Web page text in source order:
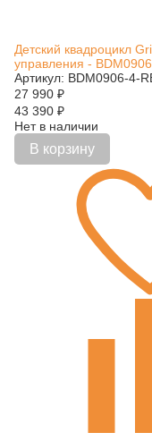
Детский квадроцикл
управления -
Артикул: BDM0906-4-
27 990 ₽
43 390 ₽
Нет в наличии
В корзину